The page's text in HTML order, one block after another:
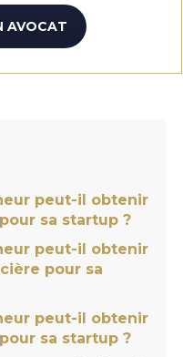
AVOCAT
peut-il obtenir
sa startup ?
peut-il obtenir
pour sa
peut-il obtenir
sa startup ?